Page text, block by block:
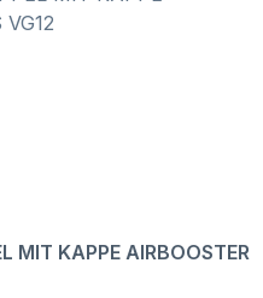
MIT KAPPE AIRBOOSTER